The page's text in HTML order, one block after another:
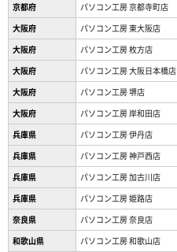
京都府
パソコン工房 京都寺町店
大阪府
パソコン工房 東大阪店
大阪府
パソコン工房 枚方店
大阪府
パソコン工房 大阪日本橋店
大阪府
パソコン工房 堺店
大阪府
パソコン工房 岸和田店
兵庫県
パソコン工房 伊丹店
兵庫県
パソコン工房 神戸西店
兵庫県
パソコン工房 加古川店
兵庫県
パソコン工房 姫路店
奈良県
パソコン工房 奈良店
和歌山県
パソコン工房 和歌山店